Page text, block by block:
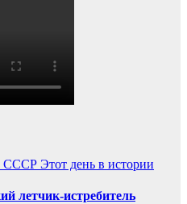
СССР Этот день в истории
летчик-истребитель